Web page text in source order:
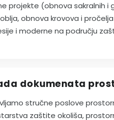
projekte (obnova sakralnih i
obnova krovova i
i moderne na području
dokumenata
stručne poslove
zaštite okoliša,